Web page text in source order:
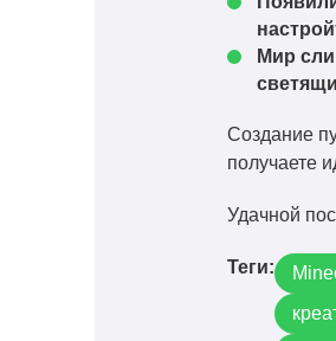
Мир
Создание
получаете
Удачной
Теги: